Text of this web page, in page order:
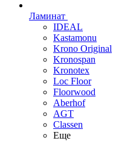
Ламинат
IDEAL
Kastamonu
Krono Original
Kronospan
Kronotex
Loc Floor
Floorwood
Aberhof
AGT
Classen
Еще